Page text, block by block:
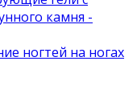
камня -
ногтей на ногах